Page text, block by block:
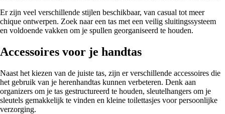
Er zijn veel verschillende stijlen beschikbaar, van casual tot meer
chique ontwerpen. Zoek naar een tas met een veilig sluitingssysteem
en voldoende vakken om je spullen georganiseerd te houden.
Accessoires voor je handtas
Naast het kiezen van de juiste tas, zijn er verschillende accessoires die
het gebruik van je herenhandtas kunnen verbeteren. Denk aan
organizers om je tas gestructureerd te houden, sleutelhangers om je
sleutels gemakkelijk te vinden en kleine toilettasjes voor persoonlijke
verzorging.